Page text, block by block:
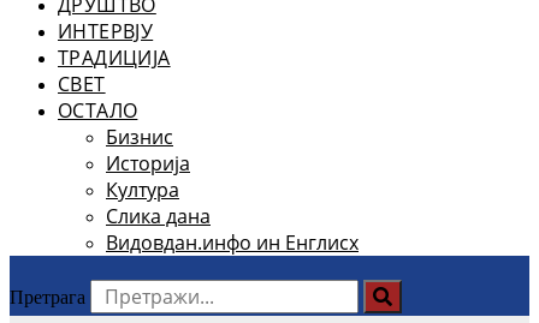
ИНТЕРВЈУ
ТРАДИЦИЈА
СВЕТ
ОСТАЛО
Бизнис
Историја
Култура
Слика дана
Видовдан.инфо ин Енглисх
Претрага